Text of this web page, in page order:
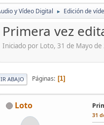
y Vídeo Digital ► Edición de
Primera vez
Iniciado por Loto, 31 de Mayo
IR ABAJO Páginas 1
Loto
31